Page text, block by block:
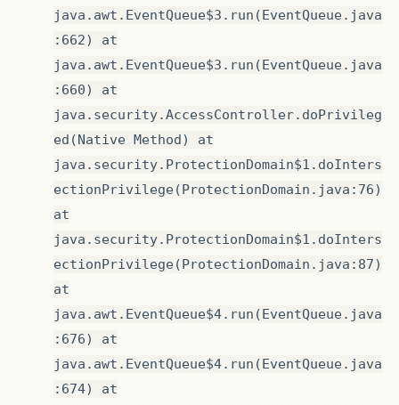
java.awt.EventQueue$3.run(EventQueue.java
:662) at
java.awt.EventQueue$3.run(EventQueue.java
:660) at
java.security.AccessController.doPrivileg
ed(Native Method) at
java.security.ProtectionDomain$1.doInters
ectionPrivilege(ProtectionDomain.java:76)
at
java.security.ProtectionDomain$1.doInters
ectionPrivilege(ProtectionDomain.java:87)
at
java.awt.EventQueue$4.run(EventQueue.java
:676) at
java.awt.EventQueue$4.run(EventQueue.java
:674) at